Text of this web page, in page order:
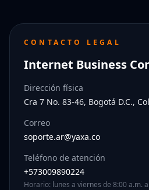
CONTACTO LEGAL
Internet Business
Dirección física
Cra 7 No. 83-46, Bogotá D.C.,
Correo
soporte.ar@yaxa.co
Teléfono de atención
+573009890224
Horario: lunes a viernes de 8:00 a.m.